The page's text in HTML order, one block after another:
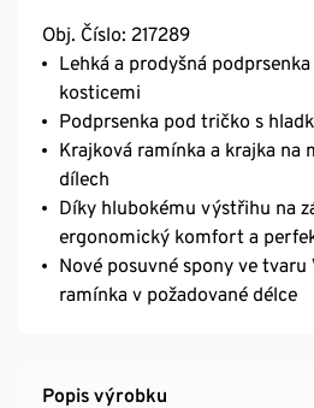
Obj. Číslo: 217289
Lehká a prodyšná
kosticemi
Podprsenka pod tričko s
Krajková ramínka a krajka na
dílech
Díky hlubokému výstřihu na
ergonomický komfort a
Nové posuvné spony ve
ramínka v požadované délce
Popis výrobku